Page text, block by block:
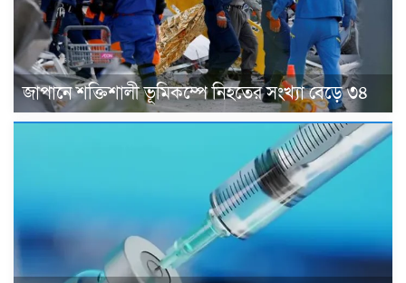
জাপানে শক্তিশালী ভূমিকম্পে নিহতের সংখ্যা বেড়ে ৩৪